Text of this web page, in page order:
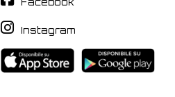
Instagram